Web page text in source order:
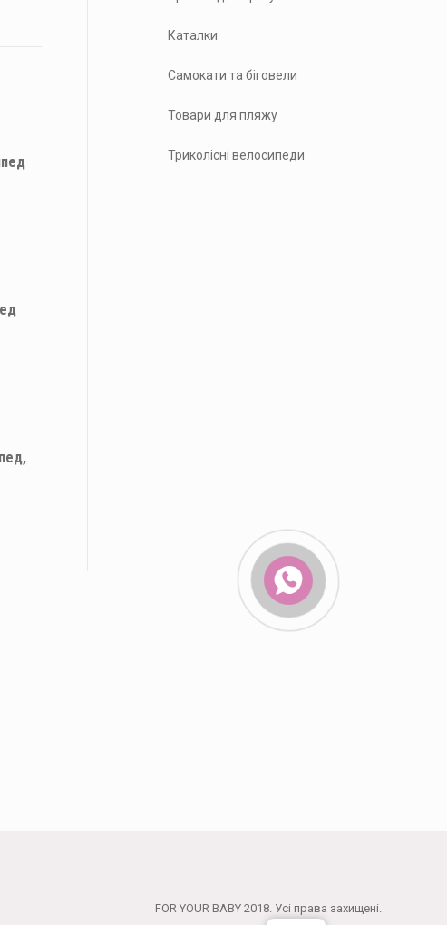
Каталки
Самокати та біговели
Товари для пляжу
Триколісні велосипеди
FOR YOUR BABY 2018. Усі права захищені.